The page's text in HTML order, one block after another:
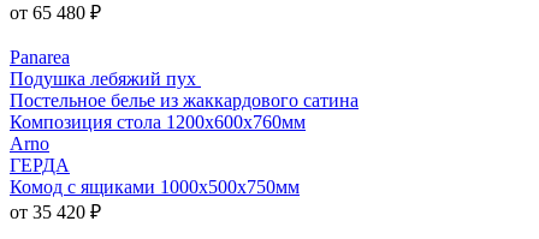
от 65 480 ₽
Panarea
Подушка лебяжий пух
Постельное белье из жаккардового сатина
Композиция стола 1200х600х760мм
Arno
ГЕРДА
Комод с ящиками 1000x500x750мм
от 35 420 ₽